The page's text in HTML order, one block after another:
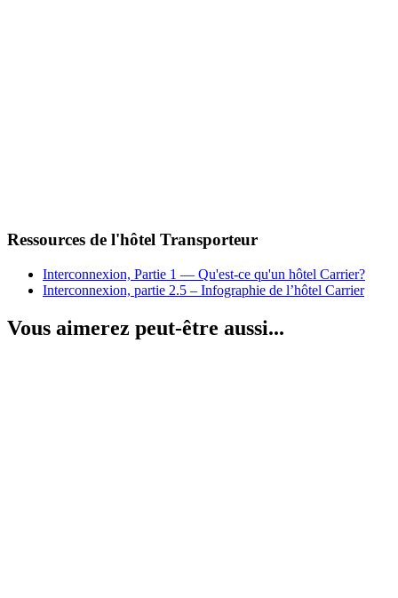
Ressources de l'hôtel Transporteur
Interconnexion, Partie 1 — Qu'est-ce qu'un hôtel Carrier?
Interconnexion, partie 2.5 – Infographie de l’hôtel Carrier
Vous aimerez peut-être aussi...